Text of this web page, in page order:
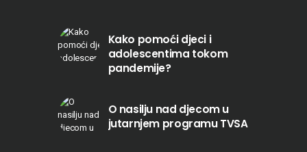
Kako pomoći djeci i
adolescentima tokom
pandemije?
O nasilju nad djecom u
jutarnjem programu TVSA